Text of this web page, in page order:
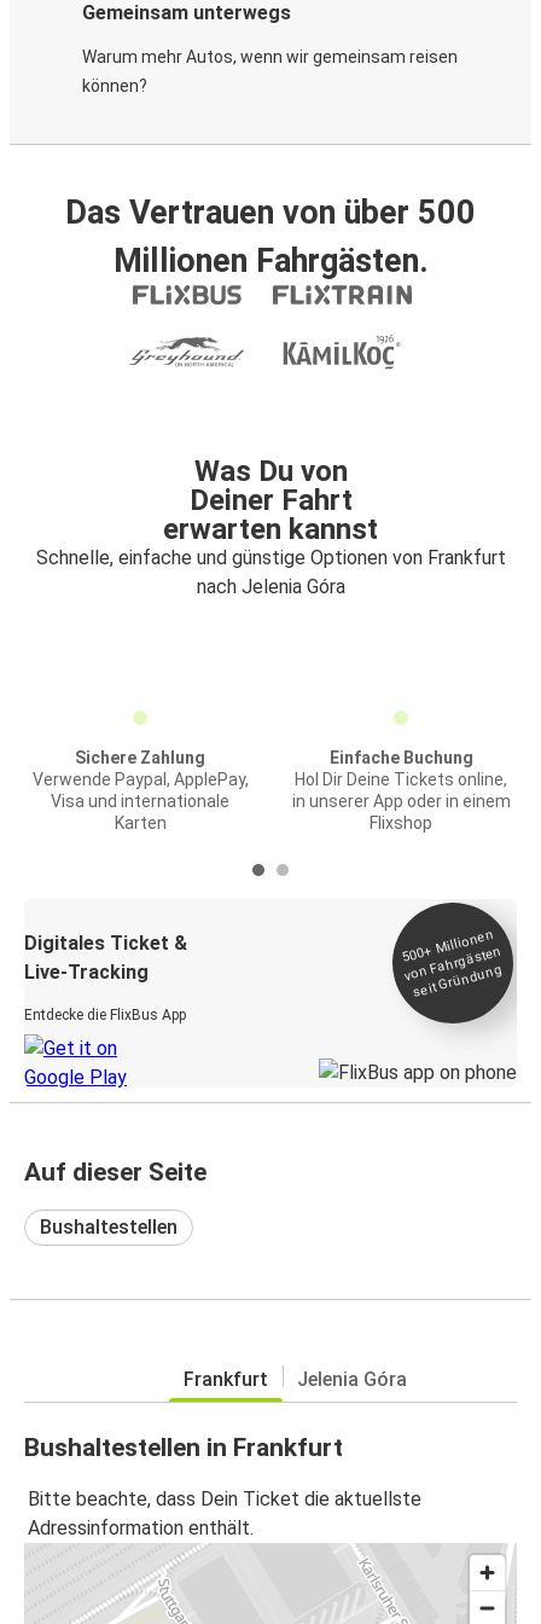
Gemeinsam unterwegs
Warum mehr Autos, wenn wir gemeinsam reisen
können?
Das Vertrauen von über 500
Millionen Fahrgästen.
Was Du von
Deiner Fahrt
erwarten kannst
Schnelle, einfache und günstige Optionen von Frankfurt
nach Jelenia Góra
Sichere Zahlung
Verwende Paypal, ApplePay,
Visa und internationale
Karten
Einfache Buchung
Hol Dir Deine Tickets online,
in unserer App oder in einem
Flixshop
Digitales Ticket &
Live-Tracking
Entdecke die FlixBus App
500+
Millionen
von Fahrgästen
seit
Gründung
Auf dieser Seite
Bushaltestellen
Frankfurt Jelenia Góra
Bushaltestellen in Frankfurt
Bitte beachte, dass Dein Ticket die aktuellste
Adressinformation enthält.